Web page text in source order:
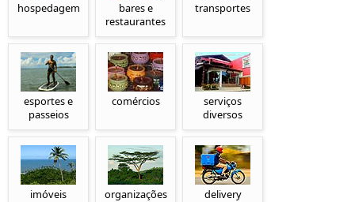
hospedagem
bares e
restaurantes
transportes
esportes e
passeios
comércios
serviços
diversos
imóveis organizações delivery